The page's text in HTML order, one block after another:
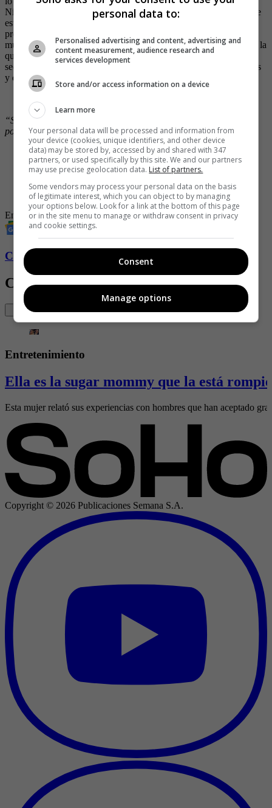
Ninguna, excepto esta: su rodaje empezó ocho días después de que
estallara la Segunda Guerra Mundial y fue una suerte de
premonición sobre el horror del que más adelante se enteraría el
mundo. Fue la primera obra completamente sonora de Chaplin, en la
que denuncia la persecución a los judíos y se burla de la irracional
sed de expansión nazi haciendo la parodia perfecta de sus símbolos
y de su líder.
“Soy una cosa y sigo siendo solo una cosa: un payaso. Eso me
pone en un plano mucho más elevado que cualquier político”.
-“Tremendo paisaje”, le dicen a Elianis Garrido por foto en
bikini en la playa
-Con despampanante vestido, Andrea Valdiri dejó ver su
cuerpazo y se robó las miradas
Entretenimientopelículascine
Conozca más de Soho aquí
Contenido Relacionado
Entretenimiento
Ella es la sugar mommy que la está
Esta mujer relató sus experiencias con hombres que han aceptado
Copyright © 2026 Publicaciones Semana S.A.
personal data to:
Personalised advertising and content, advertising and
content measurement, audience research and
services development
Store and/or access information on a device
Learn more
Your personal data will be processed and information from
your device (cookies, unique identifiers, and other device
data) may be stored by, accessed by and shared with 347
partners, or used specifically by this site. We and our partners
may use precise geolocation data. List of partners.
Some vendors may process your personal data on the basis
of legitimate interest, which you can object to by managing
your options below. Look for a link at the bottom of this page
or in the site menu to manage or withdraw consent in privacy
and cookie settings.
Consent
Manage options